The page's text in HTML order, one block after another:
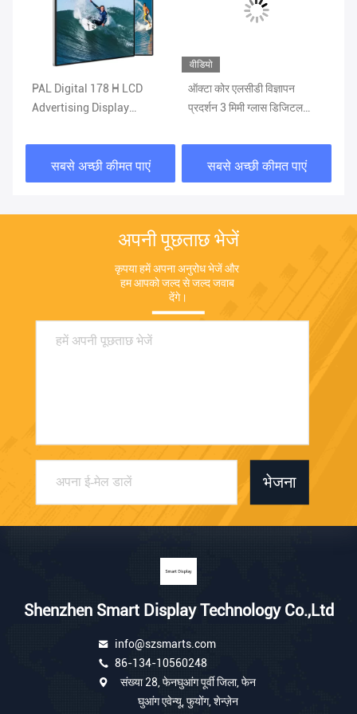
PAL Digital 178 H LCD
Advertising Display
सबसे अच्छी कीमत पाएं
वीडियो
ऑक्टा कोर एलसीडी विज्ञापन
प्रदर्शन 3 मिमी ग्लास डिजिटल
सबसे अच्छी कीमत पाएं
अपनी पूछताछ भेजें
कृपया हमें अपना अनुरोध भेजें और
हम आपको जल्द से जल्द जवाब
देंगे।
भेजना
Shenzhen Smart Display Technology Co.,Ltd
info@szsmarts.com
86-134-10560248
संख्या 28, फेनघुआंग पूर्वी जिला, फेन
घुआंग एवेन्यू, फुयोंग, शेन्ज़ेन